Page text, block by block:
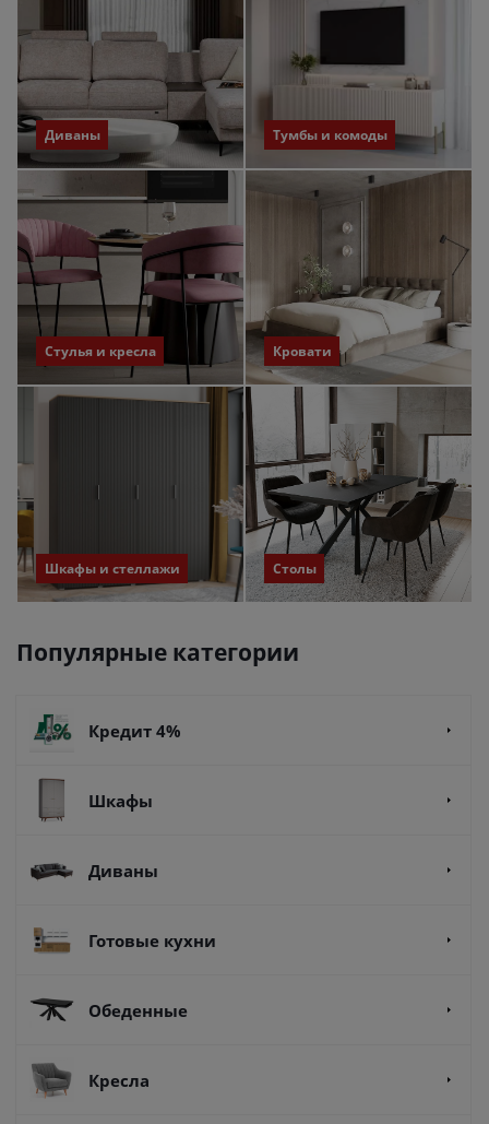
Диваны Тумбы и комоды
Стулья и кресла Кровати
Шкафы и стеллажи Столы
Популярные категории
Кредит 4%
Шкафы
Диваны
Готовые кухни
Обеденные
Кресла